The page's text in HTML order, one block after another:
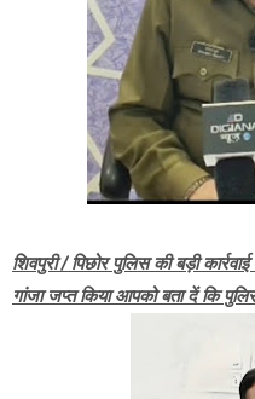
शिवपुरी / पिछोर पुलिस की बड़ी
गांजा जप्त किया आपको बता दें कि